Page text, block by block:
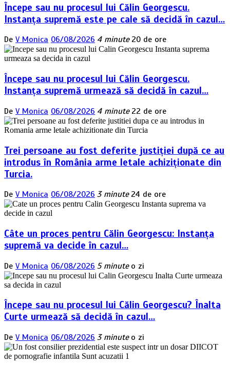
Începe sau nu procesul lui Călin Georgescu.
Instanța supremă este pe cale să decidă în cazul…
De V Monica 06/08/2026 4 minute 20 de ore
Începe sau nu procesul lui Călin Georgescu.
Instanța supremă urmează să decidă în cazul…
De V Monica 06/08/2026 4 minute 22 de ore
Trei persoane au fost deferite justiției după ce au
introdus în România arme letale achiziționate din
Turcia.
De V Monica 06/08/2026 3 minute 24 de ore
Câte un proces pentru Călin Georgescu: Instanța
supremă va decide în cazul…
De V Monica 06/08/2026 5 minute o zi
Începe sau nu procesul lui Călin Georgescu? Înalta
Curte urmează să decidă în cazul…
De V Monica 06/08/2026 3 minute o zi